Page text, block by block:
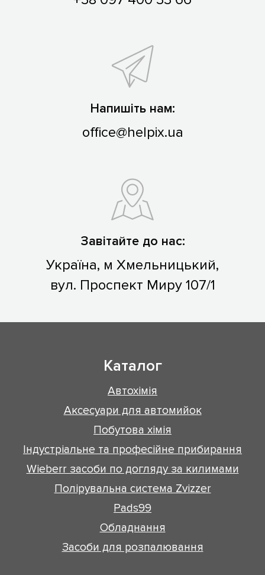
Напишіть нам:
office@helpix.ua
Завітайте до нас:
Україна, м Хмельницький,
вул. Проспект Миру 107/1
Каталог
Автохімія
Аксесуари для автомийок
Побутова хімія
Індустріальне та професійне прибирання
Wieberr засоби по догляду за килимами
Полірувальна система Zvizzer
Pads99
Обладнання
Засоби для розпалювання